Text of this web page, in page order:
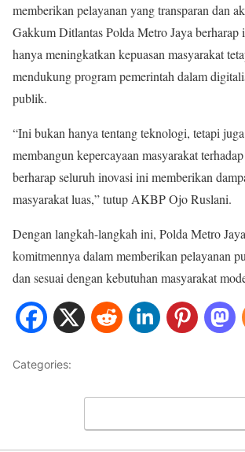
memberikan pelayanan yang transparan dan
Gakkum Ditlantas Polda Metro Jaya berharap
hanya meningkatkan kepuasan masyarakat
mendukung program pemerintah dalam
publik.
“Ini bukan hanya tentang teknologi, tetapi
membangun kepercayaan masyarakat
berharap seluruh inovasi ini memberikan
masyarakat luas,” tutup AKBP Ojo Ruslani.
Dengan langkah-langkah ini, Polda Metro
komitmennya dalam memberikan pelayanan
dan sesuai dengan kebutuhan masyarakat
Categories: